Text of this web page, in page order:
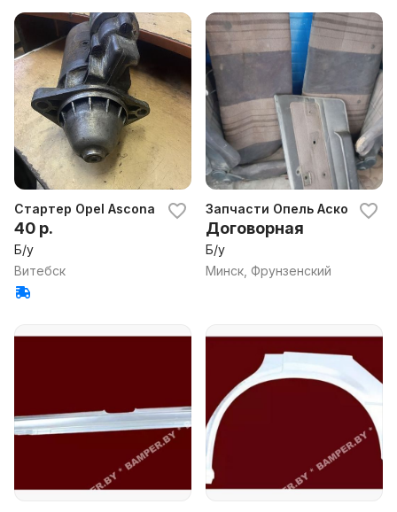
Стартер Opel Ascona C 1.6 бензин
40 р.
Б/у
Витебск
Запчасти Опель Аскона,
Договорная
Б/у
Минск, Фрунзенский